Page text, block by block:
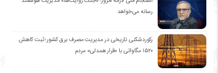
رسانه می‌خواهد
رکوردشکنی تاریخی در مدیریت مصرف برق کشور؛ ثبت کاهش
۱۵۲۰ مگاواتی با «قرار همدلی» مردم